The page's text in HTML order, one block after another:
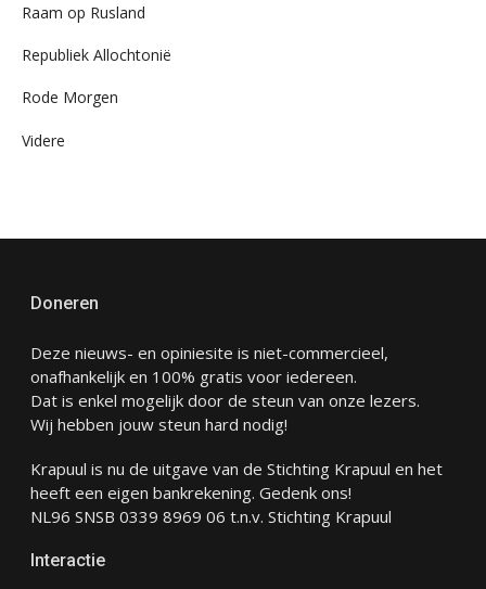
Raam op Rusland
Republiek Allochtonië
Rode Morgen
Videre
Doneren
Deze nieuws- en opiniesite is niet-commercieel,
onafhankelijk en 100% gratis voor iedereen.
Dat is enkel mogelijk door de steun van onze lezers.
Wij hebben jouw steun hard nodig!
Krapuul is nu de uitgave van de Stichting Krapuul en het
heeft een eigen bankrekening. Gedenk ons!
NL96 SNSB 0339 8969 06 t.n.v. Stichting Krapuul
Interactie